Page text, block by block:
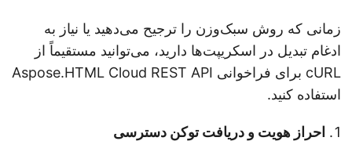
زمانی که روش سبک‌وزن را ترجیح می‌دهید یا نیاز به
ادغام تبدیل در اسکریپت‌ها دارید، می‌توانید مستقیماً از
cURL برای فراخوانی Aspose.HTML Cloud REST API
استفاده کنید.
احراز هویت و دریافت توکن دسترسی